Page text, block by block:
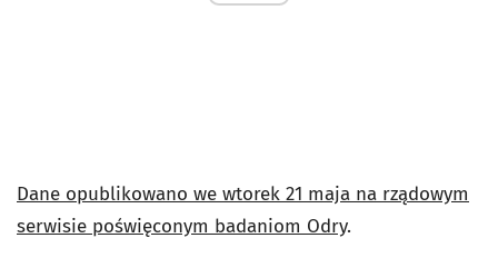
Dane opublikowano we wtorek 21 maja na rządowym
serwisie poświęconym badaniom Odry.